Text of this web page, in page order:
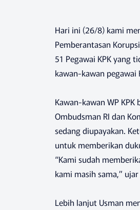
Hari ini (26/8) kami
Pemberantasan
51 Pegawai KPK yang
kawan-kawan pegawai
Kawan-kawan WP
Ombudsman RI dan
sedang diupayakan.
untuk memberikan
“Kami sudah
kami masih sama,”
Lebih lanjut Usman